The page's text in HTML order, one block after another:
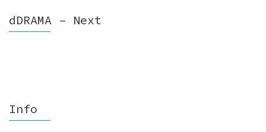
dDRAMA – Next
Info